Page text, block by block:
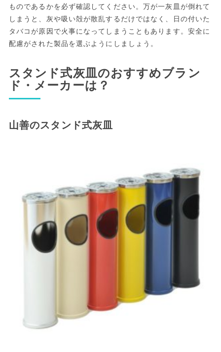
ものであるかを必ず確認してください。万が一灰皿が倒れて
しまうと、灰や吸い殻が散乱するだけではなく、日の付いた
タバコが原因で火事になってしまうこともあります。安全に
配慮がされた製品を選ぶようにしましょう。
スタンド式灰皿のおすすめブラン
ド・メーカーは？
山善のスタンド式灰皿